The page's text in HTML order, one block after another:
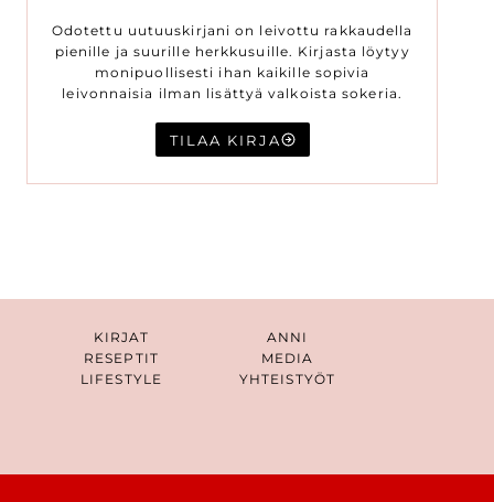
Odotettu uutuuskirjani on leivottu rakkaudella
pienille ja suurille herkkusuille. Kirjasta löytyy
monipuollisesti ihan kaikille sopivia
leivonnaisia ilman lisättyä valkoista sokeria.
TILAA KIRJA
KIRJAT
RESEPTIT
LIFESTYLE
ANNI
MEDIA
YHTEISTYÖT